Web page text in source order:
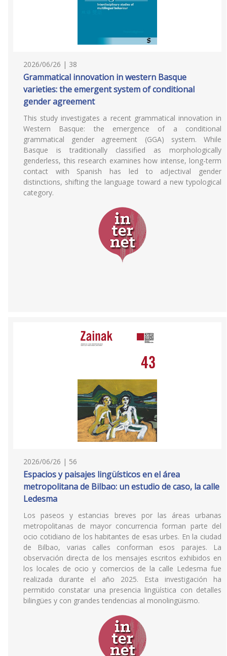
2026/06/26 | 38
Grammatical innovation in western Basque
varieties: the emergent system of conditional
gender agreement
This study investigates a recent grammatical innovation in
Western Basque: the emergence of a conditional
grammatical gender agreement (GGA) system. While
Basque is traditionally classified as morphologically
genderless, this research examines how intense, long-term
contact with Spanish has led to adjectival gender
distinctions, shifting the language toward a new typological
category.
2026/06/26 | 56
Espacios y paisajes lingüísticos en el área
metropolitana de Bilbao: un estudio de caso, la calle
Ledesma
Los paseos y estancias breves por las áreas urbanas
metropolitanas de mayor concurrencia forman parte del
ocio cotidiano de los habitantes de esas urbes. En la ciudad
de Bilbao, varias calles conforman esos parajes. La
observación directa de los mensajes escritos exhibidos en
los locales de ocio y comercios de la calle Ledesma fue
realizada durante el año 2025. Esta investigación ha
permitido constatar una presencia lingüística con detalles
bilingües y con grandes tendencias al monolingüismo.